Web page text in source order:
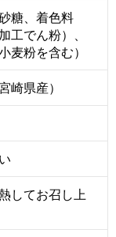
糖、着色料
工でん粉）、
麦粉を含む）
崎県産）
してお召し上